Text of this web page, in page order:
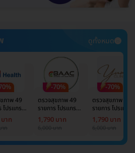
ดูทั้งหมด
ภาพ 49
โปรแกรม
+
Marker
าท
-70%
ตรวจสุขภาพ 49
รายการ โปรแกรม
Basic Lab +
Cancer Marker
1,790 บาท
-70%
ตรวจสุขภาพ 49
รายการ โปรแกรม
Basic Lab +
Cancer
1,790 บาท